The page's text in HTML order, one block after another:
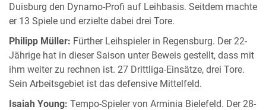
Duisburg den Dynamo-Profi auf Leihbasis. Seitdem machte
er 13 Spiele und erzielte dabei drei Tore.
Philipp Müller: Fürther Leihspieler in Regensburg. Der 22-
Jährige hat in dieser Saison unter Beweis gestellt, dass mit
ihm weiter zu rechnen ist. 27 Drittliga-Einsätze, drei Tore.
Sein Arbeitsgebiet ist das defensive Mittelfeld.
Isaiah Young: Tempo-Spieler von Arminia Bielefeld. Der 28-